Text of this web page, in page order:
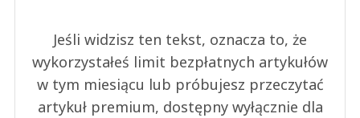
Jeśli widzisz ten tekst, oznacza to, że
wykorzystałeś limit bezpłatnych artykułów
w tym miesiącu lub próbujesz przeczytać
artykuł premium, dostępny wyłącznie dla